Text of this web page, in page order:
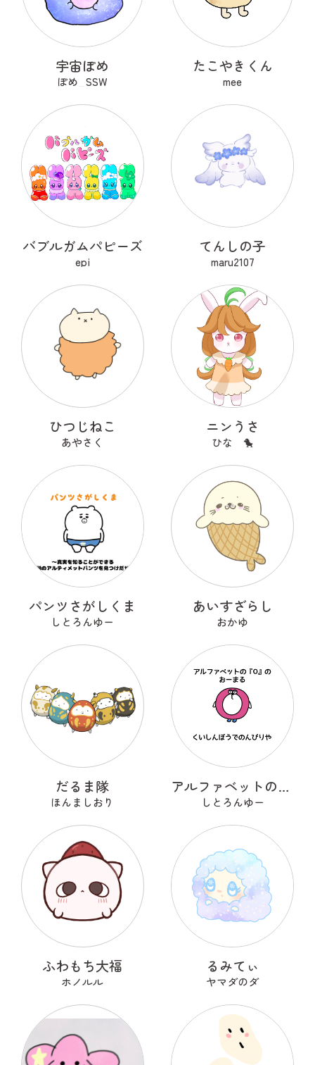
宇宙ぽめ
ぽめ_SSW
たこやきくん
mee
バブルガムパピーズ
epi
てんしの子
maru2107
ひつじねこ
あやさく
ニンうさ
ひな 🐤
パンツさがしくま
しとろんゆー
あいすざらし
おかゆ
だるま隊
ほんましおり
アルファベットのOのおーまる
しとろんゆー
ふわもち大福
ホノルル
るみてぃ
ヤマダのダ